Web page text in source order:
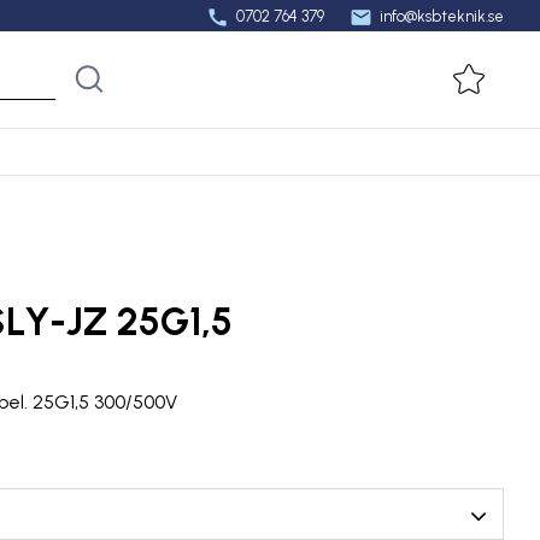
call 0702 764 379 mail info@ksbteknik.se
JZ 25G1,5
25G1,5 300/500V